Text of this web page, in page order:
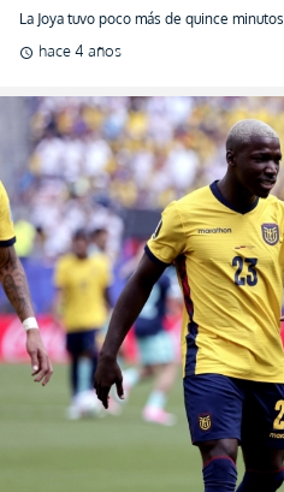
La Joya tuvo poco más de quince
schedule hace 4 años